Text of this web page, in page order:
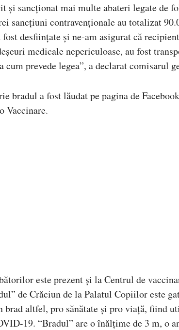
și sancționat mai multe abateri legate de
sancțiuni contravenționale au totalizat
fost desființate și ne-am asigurat că
medicale nepericuloase, au fost
cum prevede legea”, a declarat comisarul
bradul a fost lăudat pe pagina de
Vaccinare.
este prezent și la Centrul de
de Crăciun de la Palatul Copiilor este
brad altfel, pro sănătate și pro viață, fiind
19. “Bradul” are o înălțime de 3 m, o